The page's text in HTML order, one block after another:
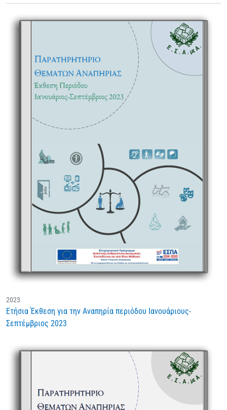
2023
Ετήσια Έκθεση για την Αναπηρία περιόδου Ιανουάριους-
Σεπτέμβριος 2023